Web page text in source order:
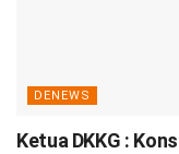
DENEWS
Ketua DKKG :